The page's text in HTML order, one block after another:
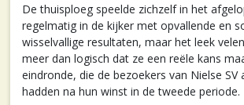
De thuisploeg speelde zichzelf in het
regelmatig in de kijker met opvallende en
wisselvallige resultaten, maar het leek
meer dan logisch dat ze een reële kans
eindronde, die de bezoekers van Nielse SV
hadden na hun winst in de tweede periode.